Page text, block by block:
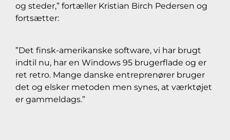
og steder,” fortæller Kristian Birch Pedersen og
fortsætter:
”Det finsk-amerikanske software, vi har brugt
indtil nu, har en Windows 95 brugerflade og er
ret retro. Mange danske entreprenører bruger
det og elsker metoden men synes, at værktøjet
er gammeldags.”